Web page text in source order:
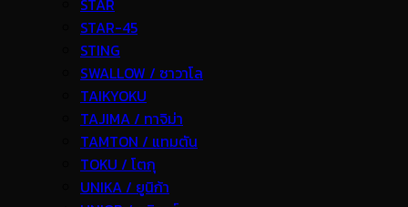
STAR
STAR-45
STING
SWALLOW / ซาวาโล
TAIKYOKU
TAJIMA / ทาจิม่า
TAMTON / แทมตัน
TOKU / โตกุ
UNIKA / ยูนิก้า